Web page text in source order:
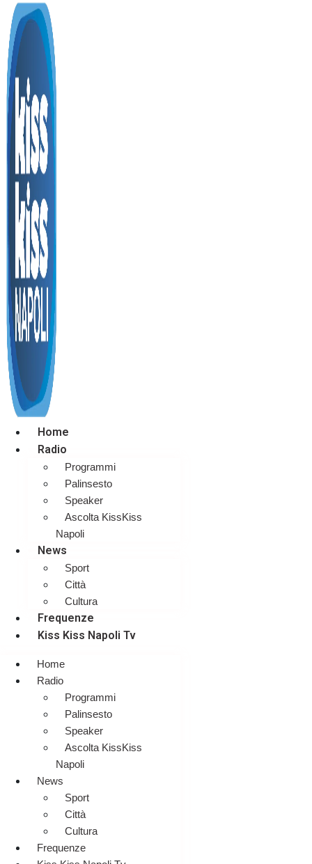
Home
Radio
Programmi
Palinsesto
Speaker
Ascolta KissKiss
Napoli
News
Sport
Città
Cultura
Frequenze
Kiss Kiss Napoli Tv
Home
Radio
Programmi
Palinsesto
Speaker
Ascolta KissKiss
Napoli
News
Sport
Città
Cultura
Frequenze